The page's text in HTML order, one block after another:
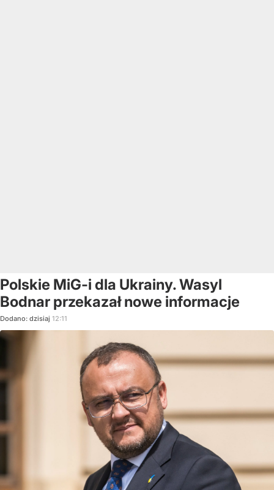
Polskie MiG-i dla Ukrainy. Wasyl
Bodnar przekazał nowe informacje
Dodano: dzisiaj 12:11